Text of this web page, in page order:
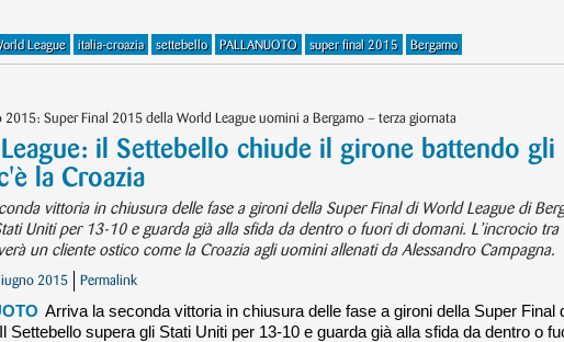
League italia-croazia settebello PALLANUOTO super final 2015 Bergamo
2015: Super Final 2015 della World League uomini a Bergamo – terza giornata
il Settebello chiude il girone battendo gli
la Croazia
vittoria in chiusura delle fase a gironi della Super Final di World League di
Uniti per 13-10 e guarda già alla sfida da dentro o fuori di domani. L’incrocio
un cliente ostico come la Croazia agli uomini allenati da Alessandro Campagna.
2015 Permalink
Arriva la seconda vittoria in chiusura delle fase a gironi della Super Final
Settebello supera gli Stati Uniti per 13-10 e guarda già alla sfida da dentro o